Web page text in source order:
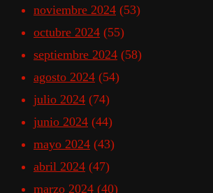
noviembre 2024 (53)
octubre 2024 (55)
septiembre 2024 (58)
agosto 2024 (54)
julio 2024 (74)
junio 2024 (44)
mayo 2024 (43)
abril 2024 (47)
marzo 2024 (40)